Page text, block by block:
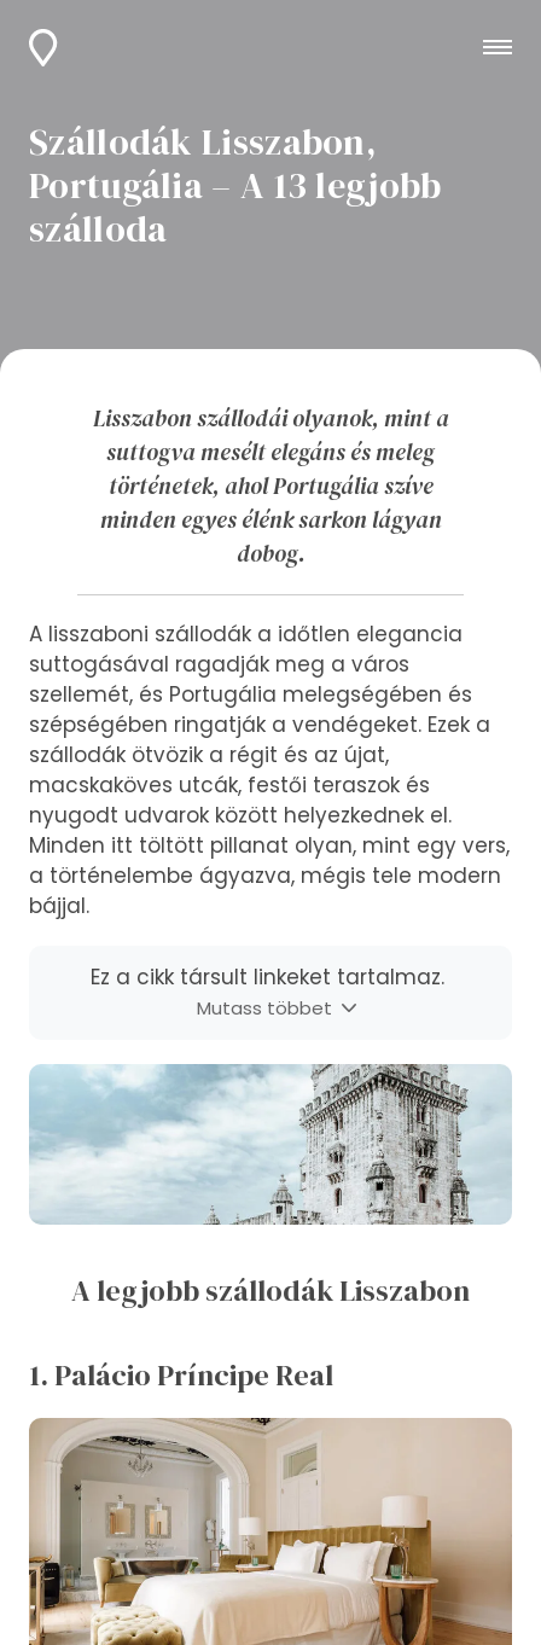
Szállodák Lisszabon,
Portugália – A 13 legjobb
szálloda
Lisszabon szállodái olyanok, mint a
suttogva mesélt elegáns és meleg
történetek, ahol Portugália szíve
minden egyes élénk sarkon lágyan
dobog.
A lisszaboni szállodák a időtlen elegancia
suttogásával ragadják meg a város
szellemét, és Portugália melegségében és
szépségében ringatják a vendégeket. Ezek a
szállodák ötvözik a régit és az újat,
macskaköves utcák, festői teraszok és
nyugodt udvarok között helyezkednek el.
Minden itt töltött pillanat olyan, mint egy vers,
a történelembe ágyazva, mégis tele modern
bájjal.
Ez a cikk társult linkeket tartalmaz.
Mutass többet
A legjobb szállodák Lisszabon
1. Palácio Príncipe Real